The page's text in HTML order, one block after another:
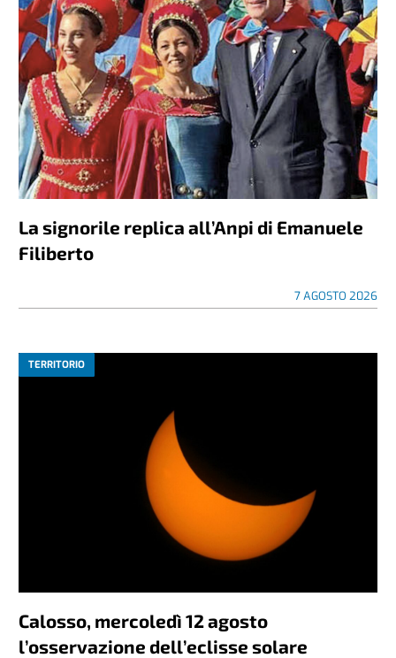
La signorile replica all’Anpi di Emanuele
Filiberto
7 AGOSTO 2026
TERRITORIO
Calosso, mercoledì 12 agosto
l’osservazione dell’eclisse solare